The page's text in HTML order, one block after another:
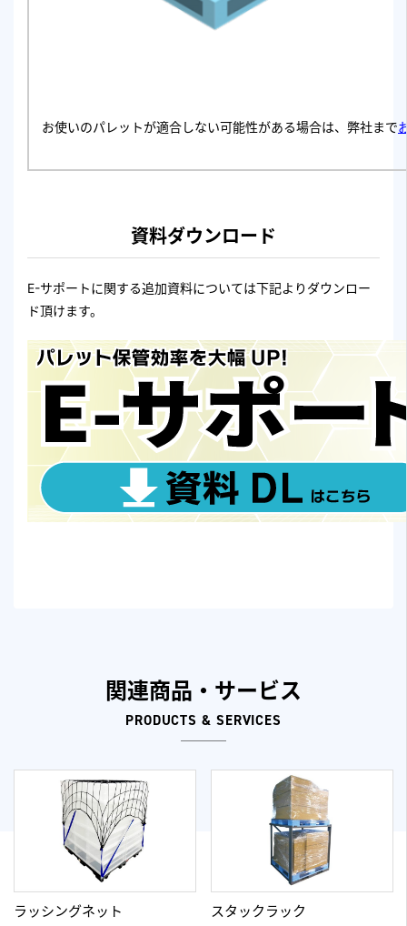
お使いのパレットが適合しない可能性がある場合は、弊社まで
資料ダウンロード
E-サポートに関する追加資料については下記よりダウンロー
ド頂けます。
関連商品・サービス
PRODUCTS & SERVICES
ラッシングネット スタックラック